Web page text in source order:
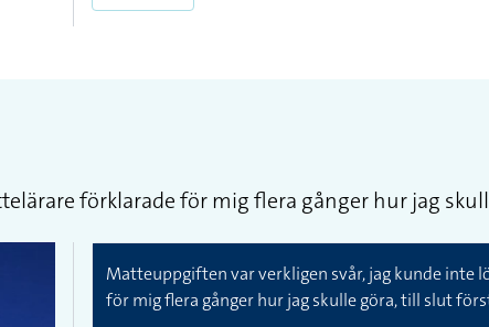
förklarade för mig flera gånger hur jag
Matteuppgiften var verkligen svår, jag kunde inte
för mig flera gånger hur jag skulle göra, till slut